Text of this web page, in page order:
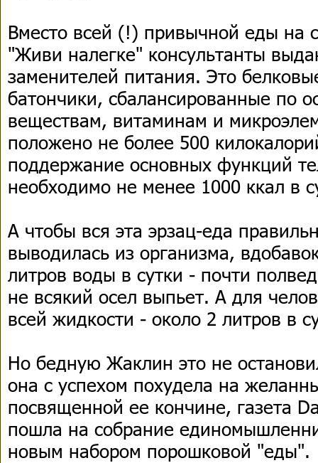
Вместо всей (!) привычной еды на
"Живи налегке" консультанты
заменителей питания. Это
батончики, сбалансированные по
веществам, витаминам и
положено не более 500
поддержание основных функций
необходимо не менее 1000 ккал в
А чтобы вся эта эрзац-еда
выводилась из организма,
литров воды в сутки - почти
не всякий осел выпьет. А для
всей жидкости - около 2 литров в
Но бедную Жаклин это не
она с успехом похудела на
посвященной ее кончине, газета
пошла на собрание
новым набором порошковой "еды".